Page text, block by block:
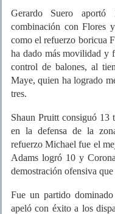
Gerardo Suero aportó
combinación con Flores
como el refuerzo boricua
ha dado más movilidad y
control de balones, al
Maye, quien ha logrado
tres.
Shaun Pruitt consiguó 13
en la defensa de la
refuerzo Michael fue el
Adams logró 10 y
demostración ofensiva
Fue un partido
apeló con éxito a los